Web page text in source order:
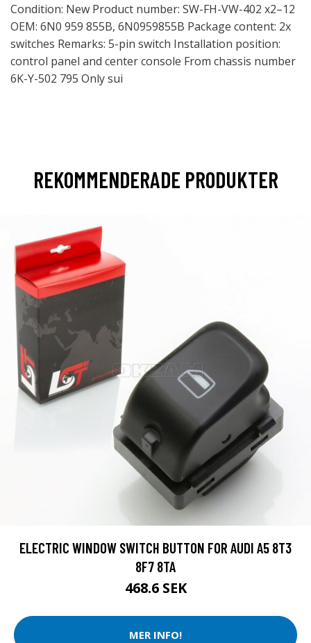
Condition: New Product number: SW-FH-VW-402 x2–12
OEM: 6N0 959 855B, 6N0959855B Package content: 2x
switches Remarks: 5-pin switch Installation position:
control panel and center console From chassis number
6K-Y-502 795 Only sui
REKOMMENDERADE PRODUKTER
ELECTRIC WINDOW SWITCH BUTTON FOR AUDI A5 8T3
8F7 8TA
468.6 SEK
MER INFO!